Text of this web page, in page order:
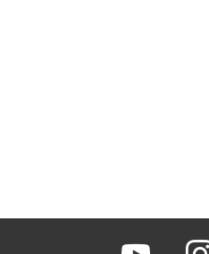
instagram